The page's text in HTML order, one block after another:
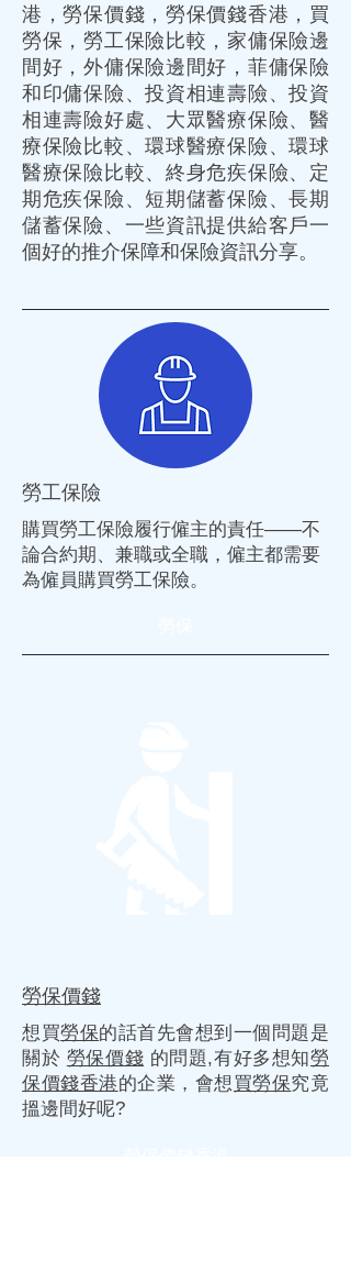
港 ，勞保價錢 ，勞保價錢香港 ， 買
勞保 ，勞工保險比較 ， 家傭保險邊
間好 ，外傭保險邊間好 ， 菲傭保險
和 印傭保險 、投資相連壽險 、投資
相連壽險好處、 大眾醫療保險、醫
療保險比較 、環球醫療保險 、環球
醫療保險比較、終身危疾保險、 定
期危疾保險 、 短期儲蓄保險 、長期
儲蓄保險 、一些資訊提供給客戶一
個好的推介保障和保險資訊分享。
勞工保險
購買勞工保險履行僱主的責任——不
論合約期、兼職或全職，僱主都需要
為僱員購買勞工保險。
勞保價錢
想買勞保的話首先會想到一個問題是
關於 勞保價錢 的問題,有好多想知勞
保價錢香港的企業，會想買勞保究竟
搵邊間好呢?